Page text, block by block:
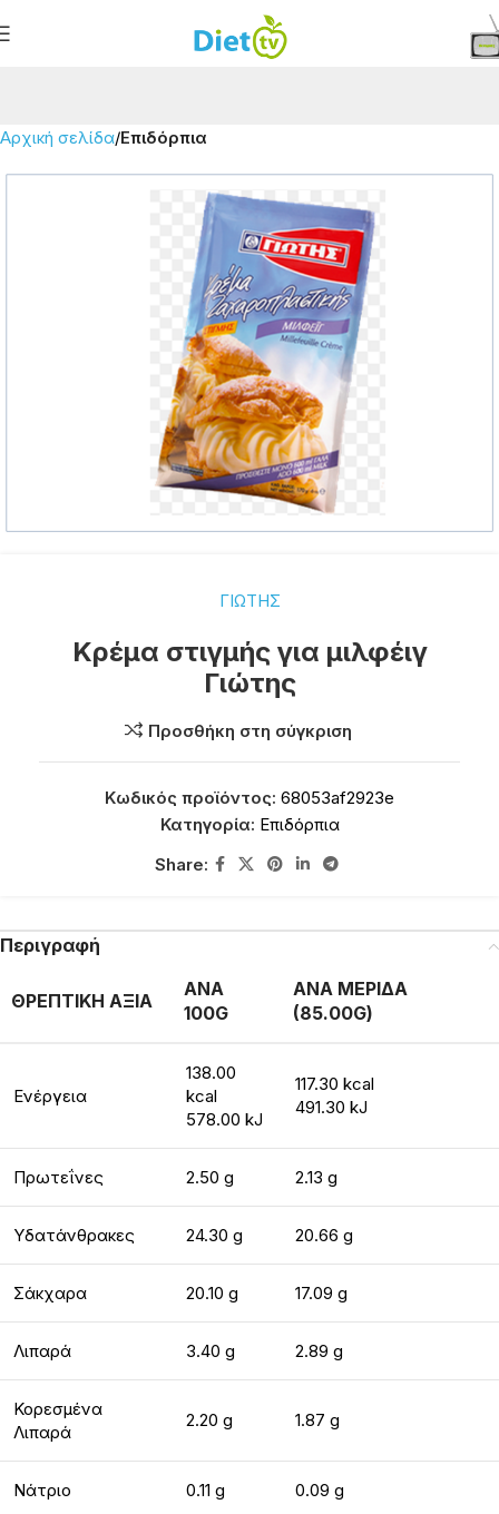
Αρχική σελίδα Επιδόρπια
ΓΙΩΤΗΣ
Κρέμα στιγμής για μιλφέιγ
Γιώτης
Προσθήκη στη σύγκριση
Κωδικός προϊόντος: 68053af2923e
Κατηγορία: Επιδόρπια
Share:
Περιγραφή
ΘΡΕΠΤΙΚΗ ΑΞΙΑ
ΑΝΑ
100G
ΑΝΑ ΜΕΡΙΔΑ
(85.00G)
Ενέργεια
138.00
kcal
578.00 kJ
117.30 kcal
491.30 kJ
Πρωτεΐνες 2.50 g 2.13 g
Υδατάνθρακες 24.30 g 20.66 g
Σάκχαρα 20.10 g 17.09 g
Λιπαρά 3.40 g 2.89 g
Κορεσμένα
Λιπαρά
2.20 g 1.87 g
Νάτριο 0.11 g 0.09 g